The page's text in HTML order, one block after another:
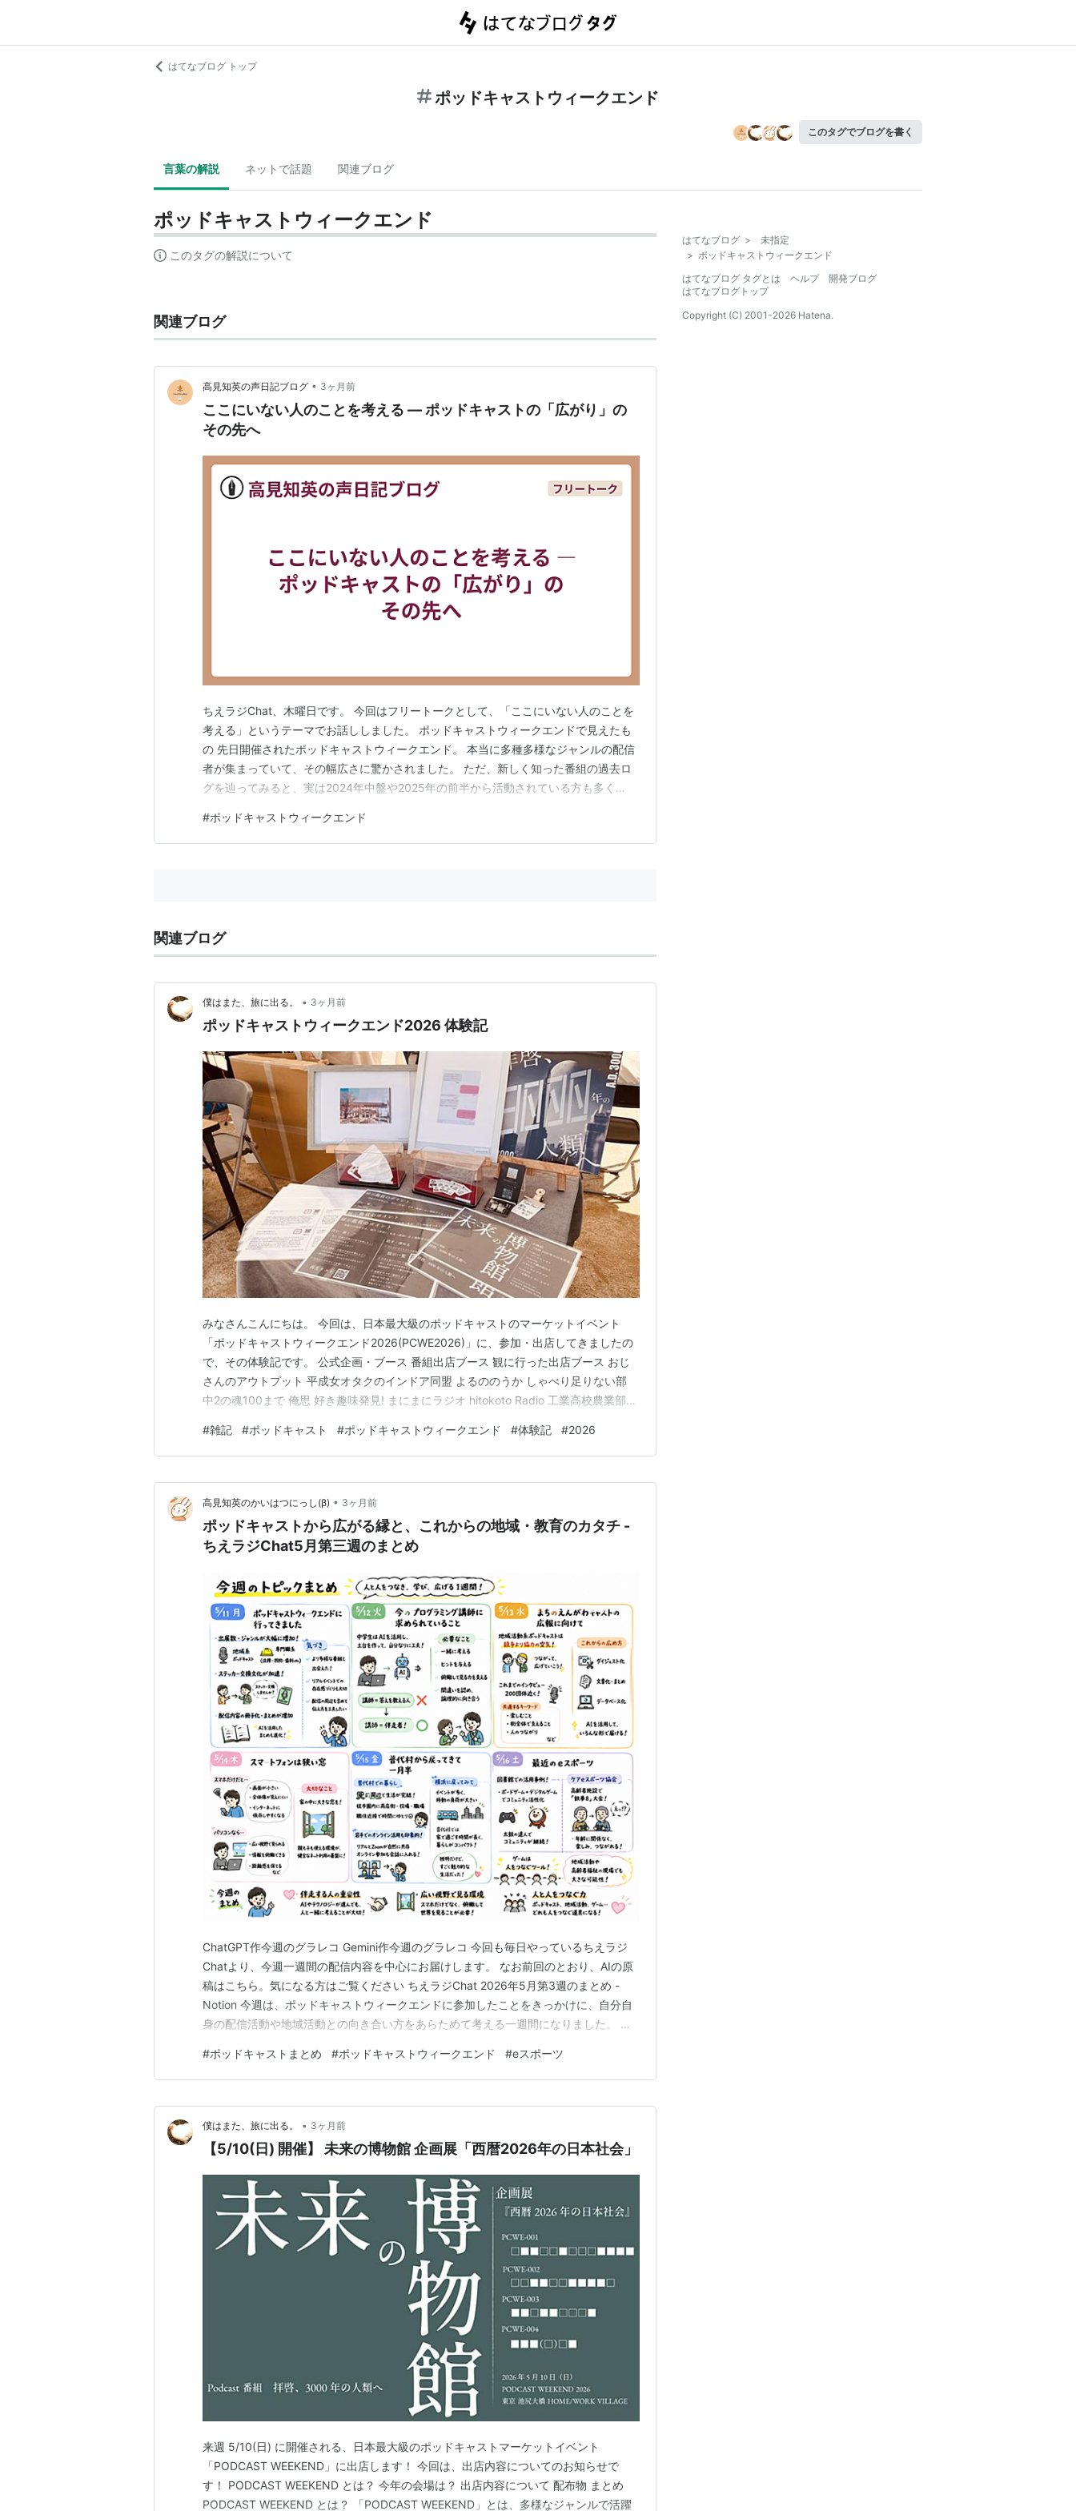
はてなブログ トップ
ポッドキャストウィークエンド
このタグでブログを書く
言葉の解説 ネットで話題 関連ブログ
ポッドキャストウィークエンド
このタグの解説について
関連ブログ
高見知英の声日記ブログ • 3ヶ月前
ここにいない人のことを考える — ポッドキャストの「広がり」の
その先へ
ちえラジChat、木曜日です。 今回はフリートークとして、「ここにいない人のことを
考える」というテーマでお話ししました。 ポッドキャストウィークエンドで見えたも
の 先日開催されたポッドキャストウィークエンド。 本当に多種多様なジャンルの配信
者が集まっていて、その幅広さに驚かされました。 ただ、新しく知った番組の過去ロ
グを辿ってみると、実は2024年中盤や2025年の前半から活動されている方も多く
トの存在が、これまで独自の活動を続けてきた方々に「認知された」ということなのか
なと感じています。 「ちょっと出てみようかな」…
#ポッドキャストウィークエンド
関連ブログ
僕はまた、旅に出る。 • 3ヶ月前
ポッドキャストウィークエンド2026 体験記
みなさんこんにちは。 今回は、日本最大級のポッドキャストのマーケットイベント
「ポッドキャストウィークエンド2026(PCWE2026)」に、参加・出店してきましたの
で、その体験記です。 公式企画・ブース 番組出店ブース 観に行った出店ブース おじ
さんのアウトプット 平成女オタクのインドア同盟 よるののうか しゃべり足りない部
中2の魂100まで 俺思 好き趣味発見! まにまにラジオ hitokoto Radio 工業高校農業部
PCWE2026 の番組エピソードはこちら！ 短い速報版 番組ブース出店編 ブース探訪
編…
#雑記 #ポッドキャスト #ポッドキャストウィークエンド #体験記 #2026
高見知英のかいはつにっし(β) • 3ヶ月前
ポッドキャストから広がる縁と、これからの地域・教育のカタチ -
ちえラジChat5月第三週のまとめ
ChatGPT作今週のグラレコ Gemini作今週のグラレコ 今回も毎日やっているちえラジ
Chatより、今週一週間の配信内容を中心にお届けします。 なお前回のとおり、AIの原
稿はこちら。気になる方はご覧ください ちえラジChat 2026年5月第3週のまとめ -
Notion 今週は、ポッドキャストウィークエンドに参加したことをきっかけに、自分自
身の配信活動や地域活動との向き合い方をあらためて考える一週間になりました。 ポ
マートフォンとパソコンの関係、地域との距離感、そしてゲームやeスポーツの社会的
な広がりについても…
#ポッドキャストまとめ #ポッドキャストウィークエンド #eスポーツ
僕はまた、旅に出る。 • 3ヶ月前
【5/10(日) 開催】 未来の博物館 企画展「西暦2026年の日本社会」
来週 5/10(日) に開催される、日本最大級のポッドキャストマーケットイベント
「PODCAST WEEKEND」に出店します！ 今回は、出店内容についてのお知らせで
す！ PODCAST WEEKEND とは？ 今年の会場は？ 出店内容について 配布物 まとめ
PODCAST WEEKEND とは？ 「PODCAST WEEKEND」とは、多様なジャンルで活躍
はてなブログ >
未指定
> ポッドキャストウィークエンド
はてなブログ タグとは
ヘルプ
開発ブログ
はてなブログトップ
Copyright (C) 2001-2026 Hatena.